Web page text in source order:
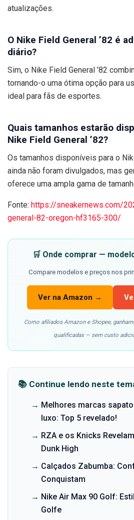
atualizações.
O Nike Field General ’82 é
diário?
Sim, o Nike Field General ’82
tornando-o uma ótima opção para
ideal para fãs de esportes.
Quais tamanhos estarão
Nike Field General ’82?
Os tamanhos disponíveis para o
ainda não foram divulgados, mas
oferece uma ampla gama de
Fonte: https://sneakernews.com/
general-82-oregon-hf3165-300/
🛒 Onde comprar —
Compare modelos e preços nos
Ver na Amazon →
Como afiliados Amazon e Shopee,
qualificadas — sem custo
📚 Continue lendo neste
→ Melhores marcas
luxo: Top 5 revelado!
→ RZA e os Knicks
Dunk High
→ Calçados Zabumba:
Conquistam
→ Nike Air Max 90 Golf:
Golfe